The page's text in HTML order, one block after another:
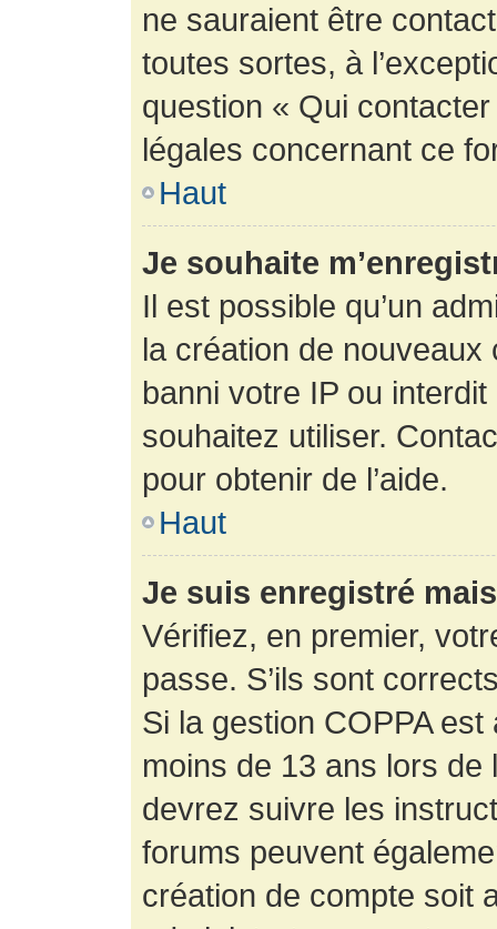
ne sauraient être
toutes sortes, à
question « Qui
légales concernant ce
Haut
Je souhaite
Il est possible qu’un
la création de
banni votre IP ou
souhaitez utiliser.
pour obtenir de l’aide.
Haut
Je suis enregistré
Vérifiez, en premier,
passe. S’ils sont
Si la gestion COPPA
moins de 13 ans lors de
devrez suivre les
forums peuvent
création de compte soit